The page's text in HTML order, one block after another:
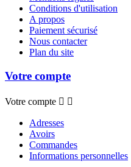
Conditions d'utilisation
A propos
Paiement sécurisé
Nous contacter
Plan du site
Votre compte
Votre compte  
Adresses
Avoirs
Commandes
Informations personnelles